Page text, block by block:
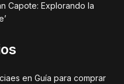
Capote: Explorando la
en Guía para comprar